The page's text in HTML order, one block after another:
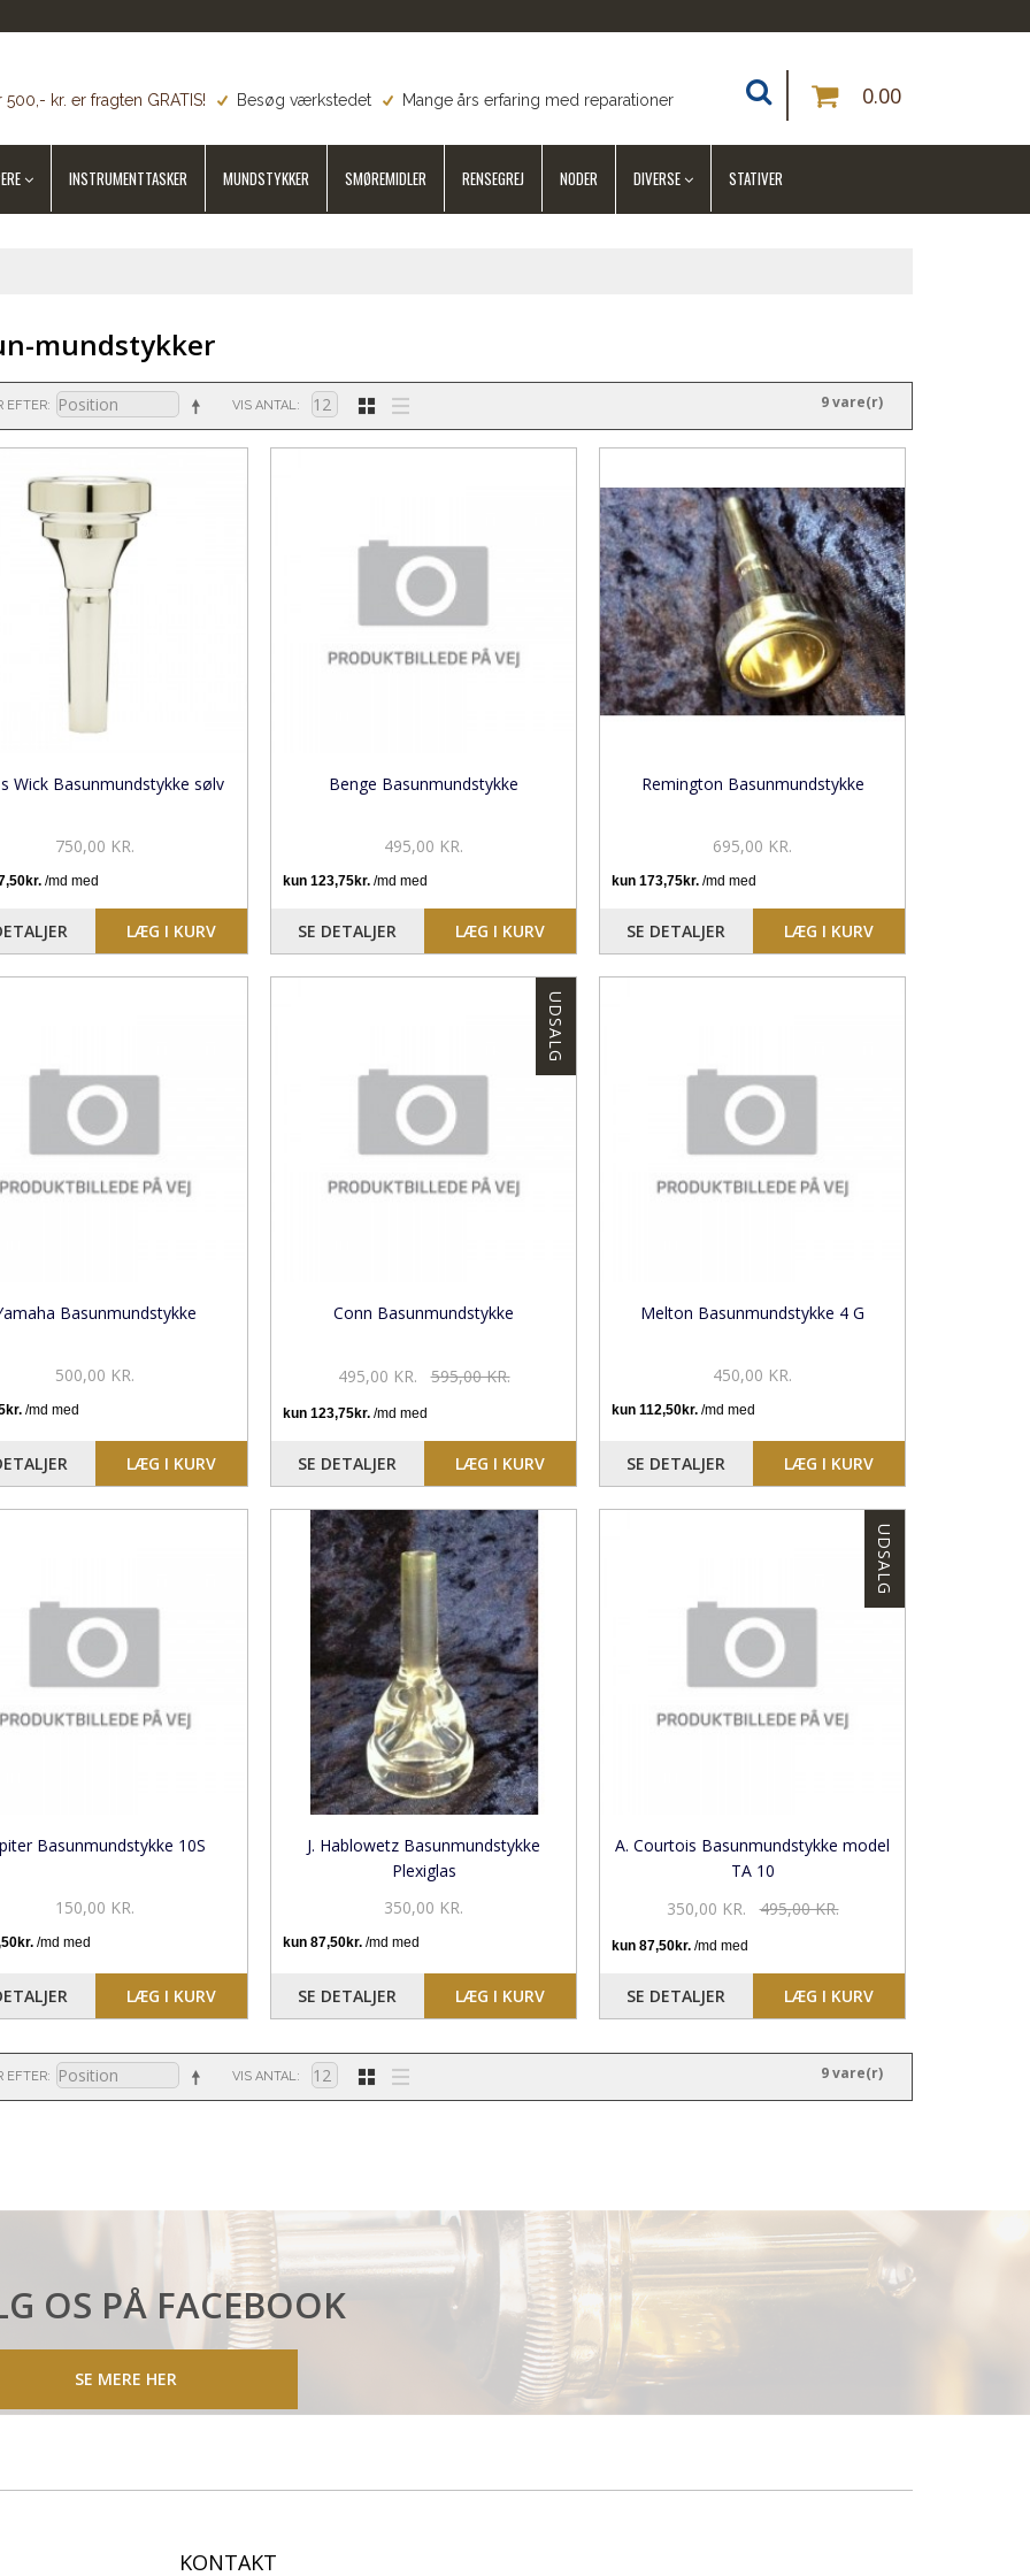
kr. er fragten GRATIS! Besøg værkstedet Mange års erfaring med reparationer 0.00
INSTRUMENTTASKER MUNDSTYKKER SMØREMIDLER RENSEGREJ NODER DIVERSE STATIVER
mundstykker
EFTER VIS ANTAL 9 vare(r)
Wick Basunmundstykke sølv
750,00 KR.
LÆG I KURV
Benge Basunmundstykke
495,00 KR.
SE DETALJER LÆG I KURV
Remington Basunmundstykke
695,00 KR.
SE DETALJER LÆG I KURV
Basunmundstykke
500,00 KR.
LÆG I KURV
UDSALG
Conn Basunmundstykke
495,00 KR. 595,00 KR.
SE DETALJER LÆG I KURV
Melton Basunmundstykke 4 G
450,00 KR.
SE DETALJER LÆG I KURV
Basunmundstykke 10S
150,00 KR.
LÆG I KURV
J. Hablowetz Basunmundstykke
Plexiglas
350,00 KR.
SE DETALJER LÆG I KURV
UDSALG
A. Courtois Basunmundstykke model
TA 10
350,00 KR.
495,00 KR.
SE DETALJER LÆG I KURV
EFTER VIS ANTAL 9 vare(r)
OS PÅ FACEBOOK
SE MERE HER
KONTAKT